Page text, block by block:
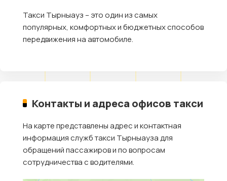
Такси Тырныауз – это один из самых
популярных, комфортных и бюджетных способов
передвижения на автомобиле.
Контакты и адреса офисов такси
На карте представлены адрес и контактная
информация служб такси Тырныауза для
обращений пассажиров и по вопросам
сотрудничества с водителями.